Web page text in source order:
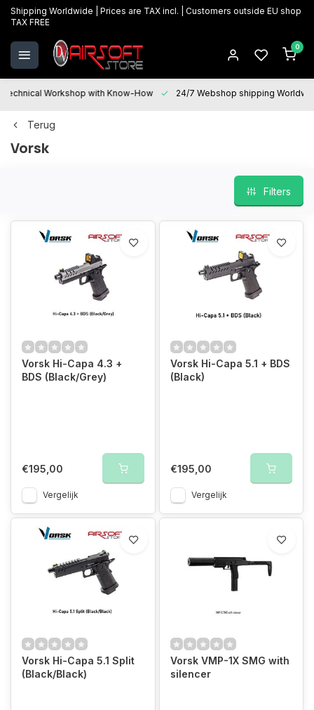
Shipping Worldwide | Prices are TAX incl. | Customers outside EU shop
TAX FREE
0
Technical Workshop with Know-How 24/7 Webshop shipping
Terug
Vorsk
Filters
Vorsk Hi-Capa 4.3 +
BDS (Black/Grey)
€195,00
Vergelijk
Vorsk Hi-Capa 5.1 + BDS
(Black)
€195,00
Vergelijk
Vorsk Hi-Capa 5.1 Split
(Black/Black)
Vorsk VMP-1X SMG with
silencer